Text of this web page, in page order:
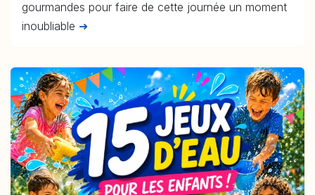
gourmandes pour faire de cette journée un moment
inoubliable ➜